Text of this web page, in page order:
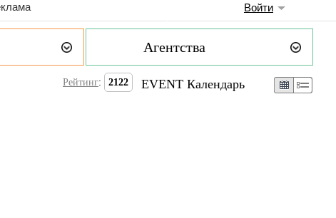
Войти
Агентства
Рейтинг: 2122 EVENT Календарь